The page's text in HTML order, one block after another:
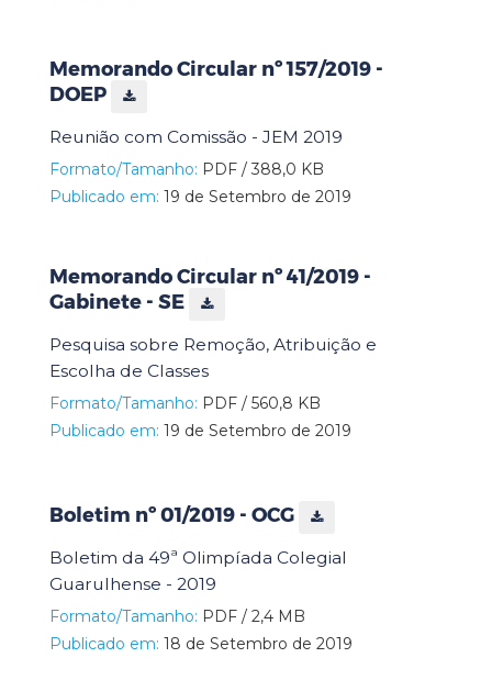
Memorando Circular nº 157/2019 -
DOEP
Reunião com Comissão - JEM 2019
Formato/Tamanho: PDF / 388,0 KB
Publicado em: 19 de Setembro de 2019
Memorando Circular nº 41/2019 -
Gabinete - SE
Pesquisa sobre Remoção, Atribuição e
Escolha de Classes
Formato/Tamanho: PDF / 560,8 KB
Publicado em: 19 de Setembro de 2019
Boletim nº 01/2019 - OCG
Boletim da 49ª Olimpíada Colegial
Guarulhense - 2019
Formato/Tamanho: PDF / 2,4 MB
Publicado em: 18 de Setembro de 2019